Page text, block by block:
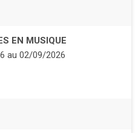
EN MUSIQUE
au 02/09/2026